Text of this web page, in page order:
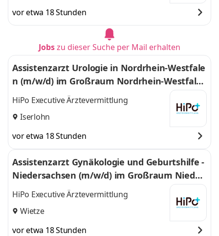
vor etwa 18 Stunden
Jobszu dieser Suche per Mail erhalten
Assistenzarzt Urologie in Nordrhein-Westfale
n (m/w/d) im Großraum Nordrhein-Westfale
n
HiPo Executive Ärztevermittlung
Iserlohn
vor etwa 18 Stunden
Assistenzarzt Gynäkologie und Geburtshilfe -
Niedersachsen (m/w/d) im Großraum Nieder
sachsen
HiPo Executive Ärztevermittlung
Wietze
vor etwa 18 Stunden